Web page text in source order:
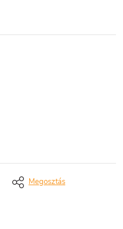
Megosztás